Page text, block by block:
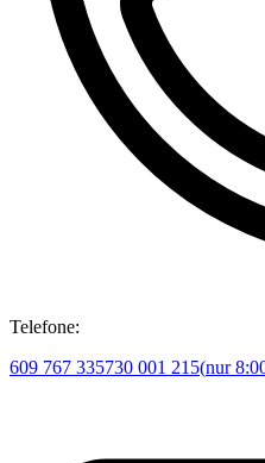
Telefone:
609 767 335730 001 215(nur